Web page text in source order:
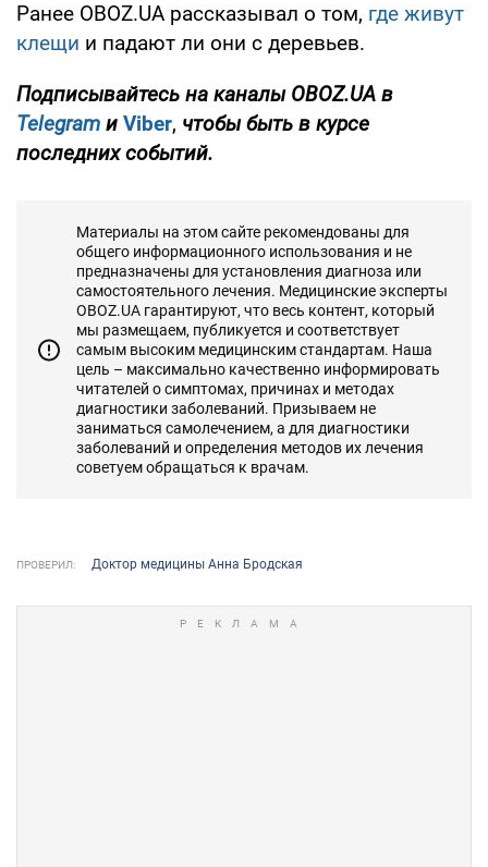
Ранее OBOZ.UA рассказывал о том, где живут
клещи и падают ли они с деревьев.
Подписывайтесь на каналы OBOZ.UA в
Telegram и Viber, чтобы быть в курсе
последних событий.
Материалы на этом сайте рекомендованы для
общего информационного использования и не
предназначены для установления диагноза или
самостоятельного лечения. Медицинские эксперты
OBOZ.UA гарантируют, что весь контент, который
мы размещаем, публикуется и соответствует
самым высоким медицинским стандартам. Наша
цель – максимально качественно информировать
читателей о симптомах, причинах и методах
диагностики заболеваний. Призываем не
заниматься самолечением, а для диагностики
заболеваний и определения методов их лечения
советуем обращаться к врачам.
ПРОВЕРИЛ: Доктор медицины Анна Бродская